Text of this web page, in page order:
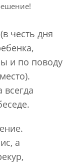
честь дня
и по поводу
а